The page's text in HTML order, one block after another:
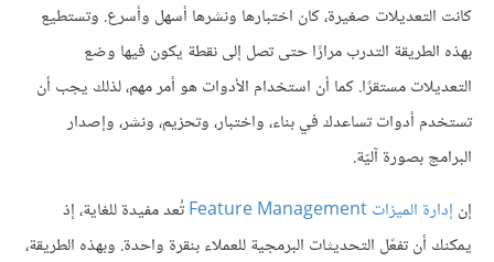
كانت التعديلات صغيرة، كان اختبارها ونشرها أسهل وأسرع. وتستطيع
بهذه الطريقة التدرب مرارًا حتى تصل إلى نقطة يكون فيها وضع
التعديلات مستقرًا. كما أن استخدام الأدوات هو أمر مهم، لذلك يجب أن
تستخدم أدوات تساعدك في بناء، واختبار، وتحزيم، ونشر، وإصدار
البرامج بصورة آليّة.
إن إدارة الميزات Feature Management
تُعد مفيدة للغاية، إذ
يمكنك أن تفعّل التحديثات البرمجية للعملاء بنقرة واحدة. وبهذه الطريقة،